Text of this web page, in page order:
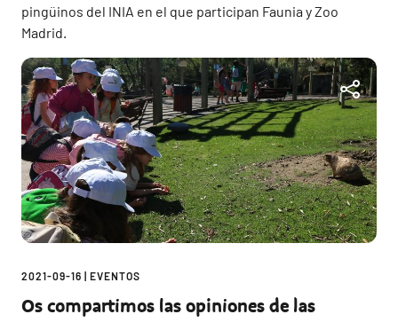
pingüinos del INIA en el que participan Faunia y Zoo
Madrid.
2021-09-16 EVENTOS
Os compartimos las opiniones de las